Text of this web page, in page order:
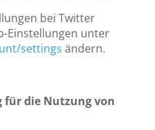
bei Twitter
Einstellungen unter
settings ändern.
die Nutzung von